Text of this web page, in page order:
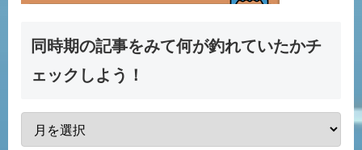
同時期の記事をみて何が釣れていたかチ
ェックしよう！